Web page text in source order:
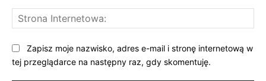
Zapisz moje nazwisko, adres e-mail i stronę internetową w
tej przeglądarce na następny raz, gdy skomentuję.